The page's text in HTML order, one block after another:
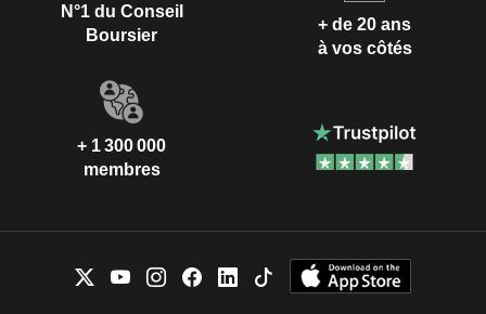
N°1 du Conseil
Boursier
+ de 20 ans
à vos côtés
+ 1 300 000
membres